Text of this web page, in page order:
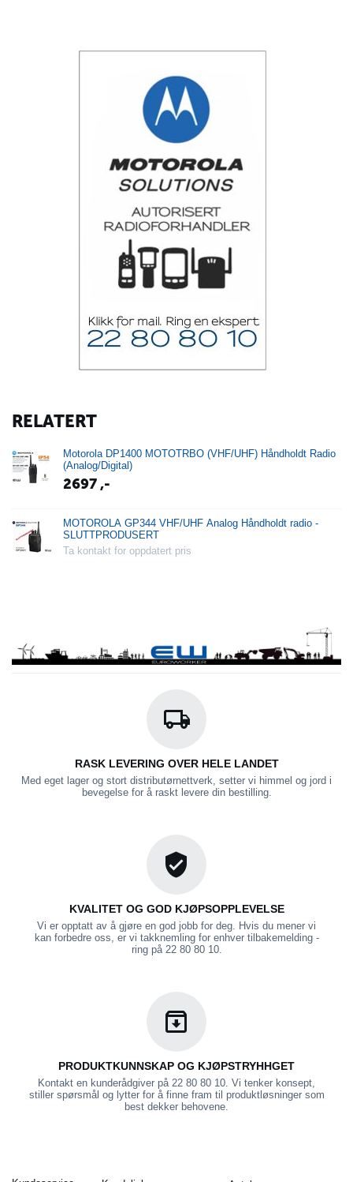
RELATERT
Motorola DP1400 MOTOTRBO (VHF/UHF) Håndholdt Radio
(Analog/Digital)
2697,-
MOTOROLA GP344 VHF/UHF Analog Håndholdt radio -
SLUTTPRODUSERT
Ta kontakt for oppdatert pris
RASK LEVERING OVER HELE LANDET
Med eget lager og stort distributørnettverk, setter vi himmel og jord i
bevegelse for å raskt levere din bestilling.
KVALITET OG GOD KJØPSOPPLEVELSE
Vi er opptatt av å gjøre en god jobb for deg. Hvis du mener vi
kan forbedre oss, er vi takknemling for enhver tilbakemelding -
ring på 22 80 80 10.
PRODUKTKUNNSKAP OG KJØPSTRYHHGET
Kontakt en kunderådgiver på 22 80 80 10. Vi tenker konsept,
stiller spørsmål og lytter for å finne fram til produktløsninger som
best dekker behovene.